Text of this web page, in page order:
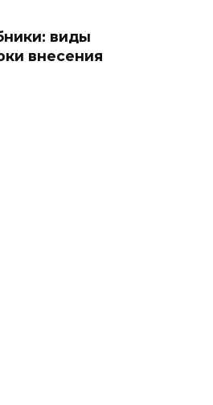
виды
внесения